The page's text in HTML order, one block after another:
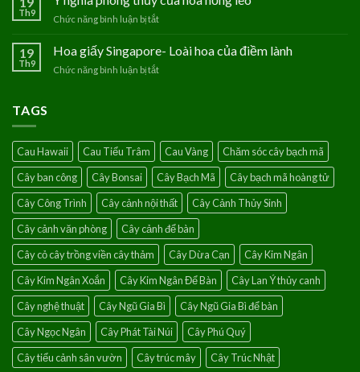
Thủy
với
Th9
Chức năng bình luận bị tắt
nghĩa
19
Th9
Hoa giấy Singapore- Loài hoa của điềm lành
Chức năng bình luận bị tắt
của
điềm
lành
TAGS
Cau Hawaii Cau Tiểu Trâm Cau Vàng
Chăm sóc cây bạch mã
Cây ban công
Cây Bonsai Cây Bạch Mã
Cây bạch mã hoàng tử
Cây Công Trình
Cây cảnh nội thất
Cây Cảnh Thủy Sinh
Cây cảnh văn phòng
Cây cảnh để bàn
Cây cỏ cây trồng viền cây thảm
Cây Dừa Cạn
Cây Kim Ngân
Cây Kim Ngân Xoắn
Cây Kim Ngân Để Bàn
Cây Lan Ý thủy canh
Cây nghệ thuật
Cây Ngũ Gia Bì
Cây Ngũ Gia Bì để bàn
Cây Ngọc Ngân
Cây Phát Tài Núi
Cây Phú Quý
Cây tiểu cảnh sân vườn
Cây trúc mây
Cây Trúc Nhật